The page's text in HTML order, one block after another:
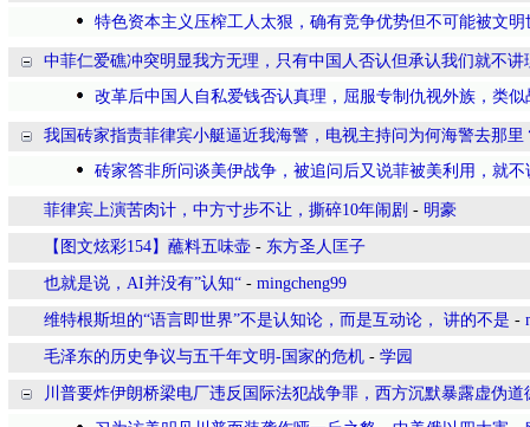
特色资本主义压榨工人太狠，确有竞争优势但不可能被文明
中菲仁爱礁冲突明显我方无理，只有中国人否认但承认我们就不讲
改革后中国人自私爱钱否认真理，屈服专制仇视外族，类似
我国砖家指责菲律宾小艇逼近我海警，电视主持问为何海警去那里
砖家答非所问谈美伊战争，被追问后又说菲被美利用，就不
菲律宾上演苦肉计，中方寸步不让，撕碎10年闹剧 - 明豪
【图文炫彩154】蘸料五味壶 - 东方圣人匡子
也就是说，AI并没有”认知“ - mingcheng99
维特根斯坦的“语言即世界”不是认知论，而是互动论， 讲的不是 -
毛泽东的历史争议与五千年文明-国家的危机 - 学园
川普要炸伊朗桥梁电厂违反国际法犯战争罪，西方沉默暴露虚伪道